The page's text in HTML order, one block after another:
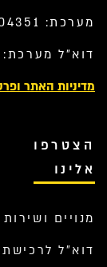
מערכת: 02-5004351
דוא”ל מערכת:
מדיניות האתר
הצטרפו
אלינו
מנויים ושירות
דוא”ל לרכישת